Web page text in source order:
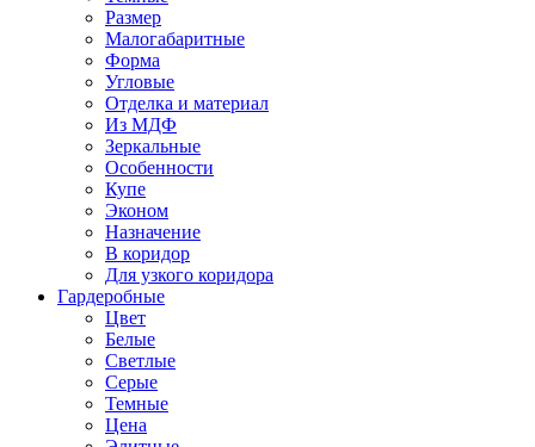
Размер
Малогабаритные
Форма
Угловые
Отделка и материал
Из МДФ
Зеркальные
Особенности
Купе
Эконом
Назначение
В коридор
Для узкого коридора
Гардеробные
Цвет
Белые
Светлые
Серые
Темные
Цена